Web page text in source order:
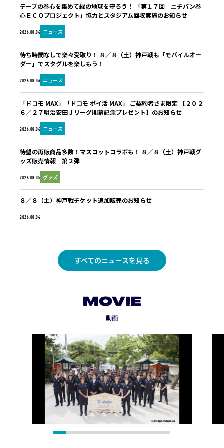
2026.08.06 ニュース
テープの巻心を集めて緑の地球を守ろう！ 「第１７回 ニチバン巻
心ＥＣＯプロジェクト」協力とスタジアム回収実施のお知らせ
2026.08.06 ニュース
待ち時間なしで楽々受取り！ ８／８（土）神戸戦も「モバイルオー
ダー」でスタグルを楽しもう！
2026.08.06 ニュース
「ドコモ MAX」「ドコモ ポイ活 MAX」 ご契約者さま限定 【２０２
６／２７明治安田Ｊリーグ開幕記念プレゼント】のお知らせ
2026.08.05 グッズ
待望の再販商品多数！マスコットコラボも！ ８／８（土）神戸戦グ
ッズ販売情報 第２弾
2026.08.04
８／８（土）神戸戦チケット追加販売のお知らせ
すべてのニュースを見る
MOVIE
動画